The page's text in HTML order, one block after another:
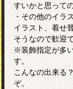
すいかと思って
・その他のイラ
イラスト、着せ
そうなので歓迎で
※装飾指定が多
す。
こんなの出来る
ぞ。